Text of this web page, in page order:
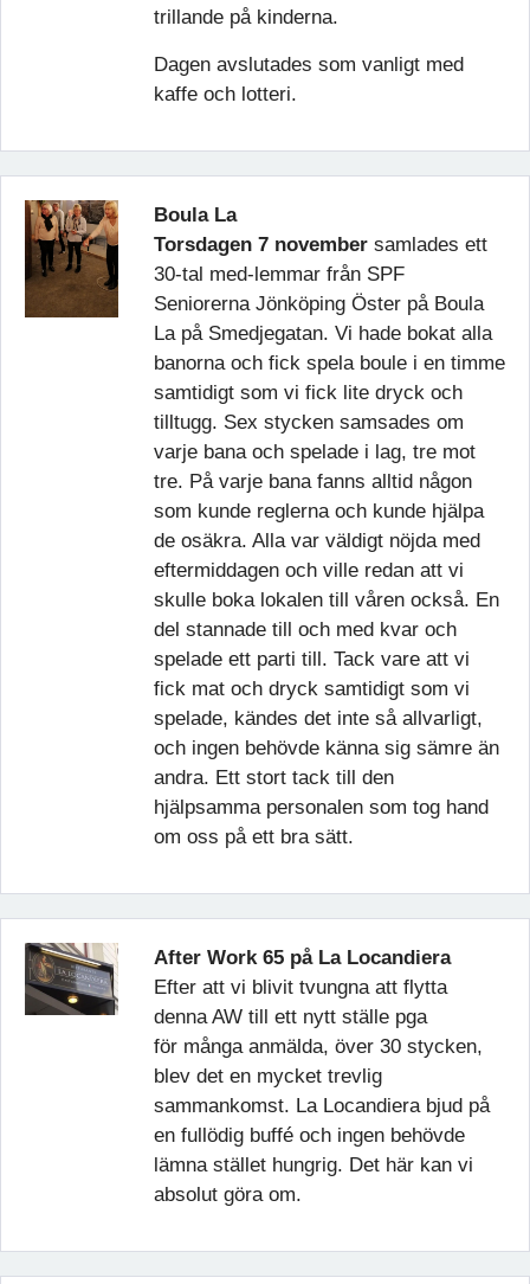
trillande på kinderna.
Dagen avslutades som vanligt med
kaffe och lotteri.
Boula La
Torsdagen 7 november samlades ett
30-tal med-lemmar från SPF
Seniorerna Jönköping Öster på Boula
La på Smedjegatan. Vi hade bokat alla
banorna och fick spela boule i en timme
samtidigt som vi fick lite dryck och
tilltugg. Sex stycken samsades om
varje bana och spelade i lag, tre mot
tre. På varje bana fanns alltid någon
som kunde reglerna och kunde hjälpa
de osäkra. Alla var väldigt nöjda med
eftermiddagen och ville redan att vi
skulle boka lokalen till våren också. En
del stannade till och med kvar och
spelade ett parti till. Tack vare att vi
fick mat och dryck samtidigt som vi
spelade, kändes det inte så allvarligt,
och ingen behövde känna sig sämre än
andra. Ett stort tack till den
hjälpsamma personalen som tog hand
om oss på ett bra sätt.
After Work 65 på La Locandiera
Efter att vi blivit tvungna att flytta
denna AW till ett nytt ställe pga
för många anmälda, över 30 stycken,
blev det en mycket trevlig
sammankomst. La Locandiera bjud på
en fullödig buffé och ingen behövde
lämna stället hungrig. Det här kan vi
absolut göra om.